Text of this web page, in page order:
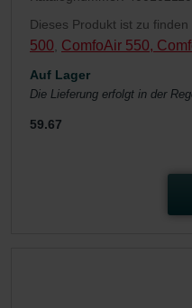
Dieses Produkt ist zu finden
500, ComfoAir 550,
Auf Lager
Die Lieferung erfolgt in der
59.67